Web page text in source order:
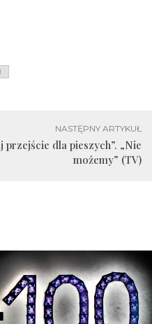
NASTĘPNY ARTYKUŁ
przejście dla pieszych”. „Nie
możemy” (TV)